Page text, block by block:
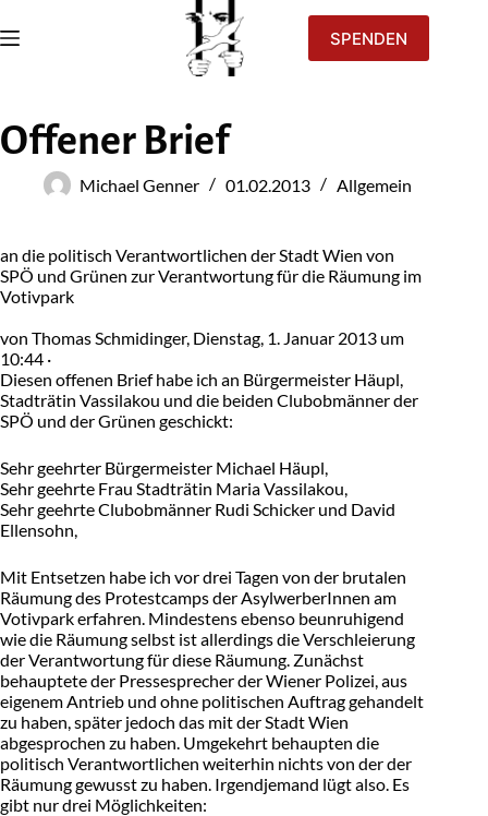
SPENDEN
Offener Brief
Michael Genner 01.02.2013 Allgemein
an die politisch Verantwortlichen der Stadt Wien von
SPÖ und Grünen zur Verantwortung für die Räumung im
Votivpark
von Thomas Schmidinger, Dienstag, 1. Januar 2013 um
10:44 ·
Diesen offenen Brief habe ich an Bürgermeister Häupl,
Stadträtin Vassilakou und die beiden Clubobmänner der
SPÖ und der Grünen geschickt:
Sehr geehrter Bürgermeister Michael Häupl,
Sehr geehrte Frau Stadträtin Maria Vassilakou,
Sehr geehrte Clubobmänner Rudi Schicker und David
Ellensohn,
Mit Entsetzen habe ich vor drei Tagen von der brutalen
Räumung des Protestcamps der AsylwerberInnen am
Votivpark erfahren. Mindestens ebenso beunruhigend
wie die Räumung selbst ist allerdings die Verschleierung
der Verantwortung für diese Räumung. Zunächst
behauptete der Pressesprecher der Wiener Polizei, aus
eigenem Antrieb und ohne politischen Auftrag gehandelt
zu haben, später jedoch das mit der Stadt Wien
abgesprochen zu haben. Umgekehrt behaupten die
politisch Verantwortlichen weiterhin nichts von der der
Räumung gewusst zu haben. Irgendjemand lügt also. Es
gibt nur drei Möglichkeiten: